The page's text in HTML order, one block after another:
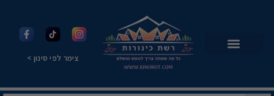
צימר לפי סינון >